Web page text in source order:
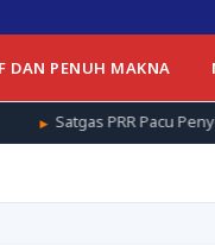
DAN PENUH MAKNA
Pacu Penyelesaian